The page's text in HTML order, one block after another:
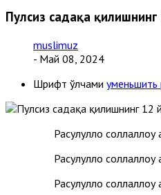
Пулсиз садақа
muslimuz
- Май 08, 2024
Шрифт ўлчами
Расулуллоҳ
Расулуллоҳ
Расулуллоҳ